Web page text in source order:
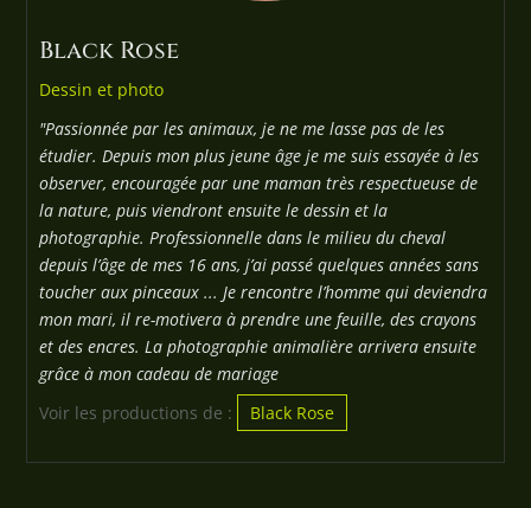
Black Rose
Dessin et photo
"Passionnée par les animaux, je ne me lasse pas de les
étudier. Depuis mon plus jeune âge je me suis essayée à les
observer, encouragée par une maman très respectueuse de
la nature, puis viendront ensuite le dessin et la
photographie. Professionnelle dans le milieu du cheval
depuis l’âge de mes 16 ans, j’ai passé quelques années sans
toucher aux pinceaux ... Je rencontre l’homme qui deviendra
mon mari, il re-motivera à prendre une feuille, des crayons
et des encres. La photographie animalière arrivera ensuite
grâce à mon cadeau de mariage
Voir les productions de :
Black Rose